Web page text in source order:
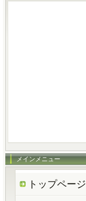
メインメニュー
トップページ